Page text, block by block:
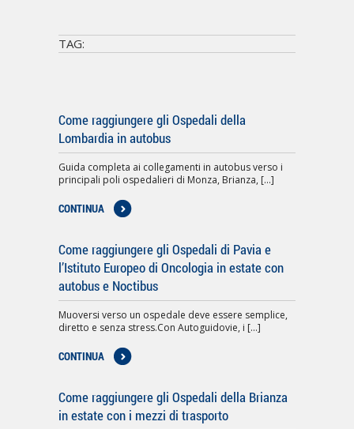
TAG:
Come raggiungere gli Ospedali della
Lombardia in autobus
Guida completa ai collegamenti in autobus verso i
principali poli ospedalieri di Monza, Brianza, [...]
CONTINUA
Come raggiungere gli Ospedali di Pavia e
l’Istituto Europeo di Oncologia in estate con
autobus e Noctibus
Muoversi verso un ospedale deve essere semplice,
diretto e senza stress.Con Autoguidovie, i [...]
CONTINUA
Come raggiungere gli Ospedali della Brianza
in estate con i mezzi di trasporto